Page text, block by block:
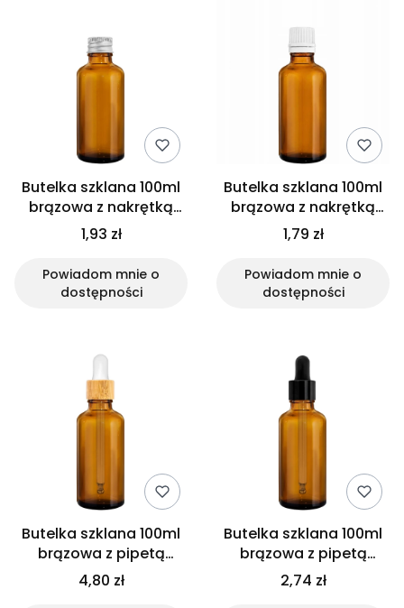
Butelka szklana 100ml
brązowa z nakrętką
aluminiową
1,93 zł
Powiadom mnie o
dostępności
Butelka szklana 100ml
brązowa z nakrętką
plastikową białą
1,79 zł
Powiadom mnie o
dostępności
Butelka szklana 100ml
brązowa z pipetą
bambusową
4,80 zł
Butelka szklana 100ml
brązowa z pipetą
czarną połysk
2,74 zł